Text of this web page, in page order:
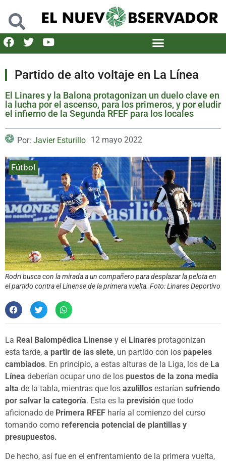
Partido de alto voltaje en La Línea
El Linares y la Balona protagonizan un duelo clave en
la lucha por el ascenso, para los primeros, y por eludir
el infierno de la Segunda RFEF para los locales
Por: Javier Esturillo 12 mayo 2022
Fútbol
Rodri busca con la mirada a un compañero para desplazar la pelota en
el partido contra el Linense de la primera vuelta. Foto: Linares Deportivo
La Real Balompédica Linense y el Linares protagonizan
esta tarde, a partir de las siete, un partido con los papeles
cambiados. En principio, a estas alturas de la Liga, los de La
Línea deberían ocupar uno de los puestos de la zona media
alta de la tabla, mientras que los azulillos estarían sufriendo
por salvar la categoría. Esta es la previsión que todo
aficionado de Primera RFEF haría al comienzo del curso
tomando como referencia potencial de plantillas y
presupuestos.
De hecho, así fue en el enfrentamiento de la primera vuelta,